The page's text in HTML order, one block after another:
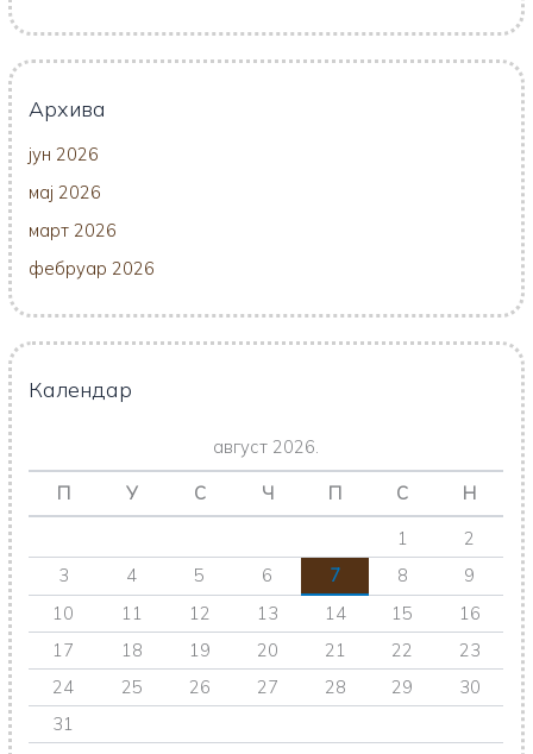
Архива
јун 2026
мај 2026
март 2026
фебруар 2026
Календар
август 2026.
П У С Ч П С
Н
1
2
3
4 5 6 7 8
9
10
11 12 13 14 15
16
17
18 19 20 21 22
23
24
25 26 27 28 29
30
31